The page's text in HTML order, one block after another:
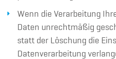
Wenn die Verarbeitung
Daten unrechtmäßig
statt der Löschung die
Datenverarbeitung